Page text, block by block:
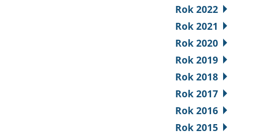
Rok 2022
Rok 2021
Rok 2020
Rok 2019
Rok 2018
Rok 2017
Rok 2016
Rok 2015